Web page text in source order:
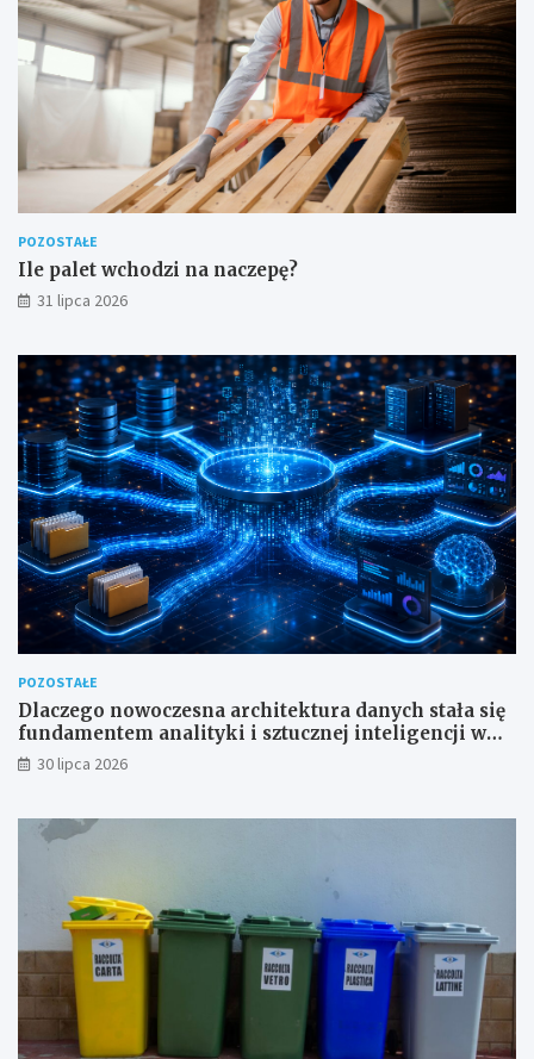
POZOSTAŁE
Ile palet wchodzi na naczepę?
31 lipca 2026
POZOSTAŁE
Dlaczego nowoczesna architektura danych stała się
fundamentem analityki i sztucznej inteligencji w
przedsiębiorstwach?
30 lipca 2026